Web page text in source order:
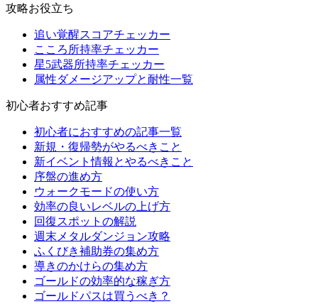
攻略お役立ち
追い覚醒スコアチェッカー
こころ所持率チェッカー
星5武器所持率チェッカー
属性ダメージアップと耐性一覧
初心者おすすめ記事
初心者におすすめの記事一覧
新規・復帰勢がやるべきこと
新イベント情報とやるべきこと
序盤の進め方
ウォークモードの使い方
効率の良いレベルの上げ方
回復スポットの解説
週末メタルダンジョン攻略
ふくびき補助券の集め方
導きのかけらの集め方
ゴールドの効率的な稼ぎ方
ゴールドパスは買うべき？